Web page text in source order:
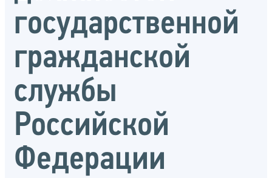
государственной
гражданской
службы
Российской
Федерации